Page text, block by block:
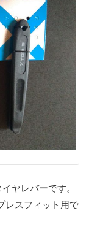
ヤレバーです。
レスフィット用で